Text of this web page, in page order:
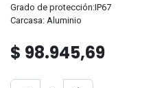
Grado de protección:IP67
Carcasa: Aluminio
$ 98.945,69